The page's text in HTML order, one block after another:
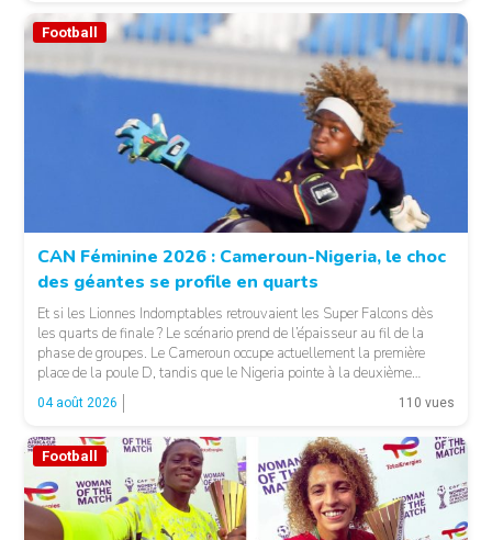
© Fecafoot
Football
CAN Féminine 2026 : Cameroun-Nigeria, le choc
des géantes se profile en quarts
Et si les Lionnes Indomptables retrouvaient les Super Falcons dès
les quarts de finale ? Le scénario prend de l’épaisseur au fil de la
phase de groupes. Le Cameroun occupe actuellement la première
place de la poule D, tandis que le Nigeria pointe à la deuxième
position du groupe C. Une configuration qui pourrait offrir, […]
04 août 2026 110 vues
Football